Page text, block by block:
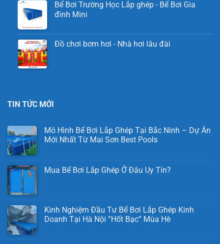
Bể Bơi Trường Học Lắp ghép - Bể Bơi Gia
đình Mini
Đồ chơi bơm hơi - Nhà hơi lâu đài
TIN TỨC MỚI
Mô Hình Bể Bơi Lắp Ghép Tại Bắc Ninh – Dự Án
Mới Nhất Từ Mai Sơn Best Pools
Mua Bể Bơi Lắp Ghép Ở Đâu Uy Tín?
Kinh Nghiệm Đầu Tư Bể Bơi Lắp Ghép Kinh
Doanh Tại Hà Nội “Hốt Bạc” Mùa Hè